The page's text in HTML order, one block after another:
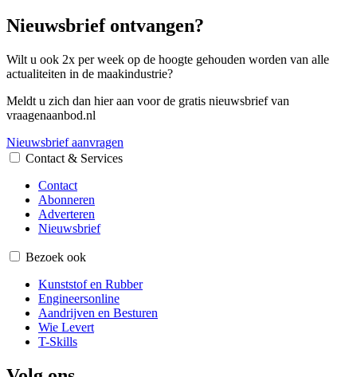
Nieuwsbrief ontvangen?
Wilt u ook 2x per week op de hoogte gehouden worden van alle
actualiteiten in de maakindustrie?
Meldt u zich dan hier aan voor de gratis nieuwsbrief van
vraagenaanbod.nl
Nieuwsbrief aanvragen
Contact & Services
Contact
Abonneren
Adverteren
Nieuwsbrief
Bezoek ook
Kunststof en Rubber
Engineersonline
Aandrijven en Besturen
Wie Levert
T-Skills